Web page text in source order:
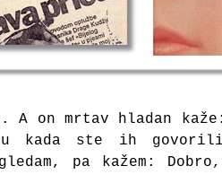
A on mrtav hladan
kada ste ih
ledam, pa kažem: